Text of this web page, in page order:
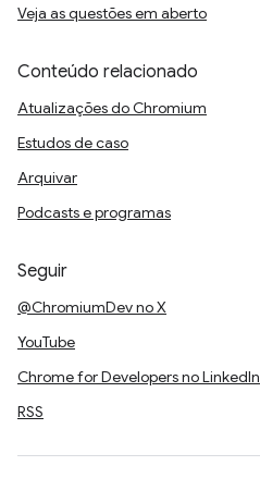
Veja as questões em aberto
Conteúdo relacionado
Atualizações do Chromium
Estudos de caso
Arquivar
Podcasts e programas
Seguir
@ChromiumDev no X
YouTube
Chrome for Developers no LinkedIn
RSS